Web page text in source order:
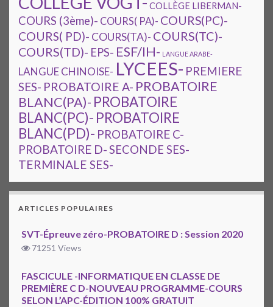
COLLÈGE LIBERMAN-
COURS (3ème)- COURS( PA)- COURS(PC)-
COURS( PD)- COURS(TA)- COURS(TC)-
COURS(TD)- EPS- ESF/IH- LANGUE ARABE-
LANGUE CHINOISE- LYCEES- PREMIERE
SES- PROBATOIRE A- PROBATOIRE
BLANC(PA)- PROBATOIRE
BLANC(PC)- PROBATOIRE
BLANC(PD)- PROBATOIRE C-
PROBATOIRE D-SECONDE SES-
TERMINALE SES-
ARTICLES POPULAIRES
SVT-Épreuve zéro-PROBATOIRE D : Session 2020
71251 Views
FASCICULE -INFORMATIQUE EN CLASSE DE
PREMIÈRE C D-NOUVEAU PROGRAMME-COURS
SELON L’APC-ÉDITION 100% GRATUIT